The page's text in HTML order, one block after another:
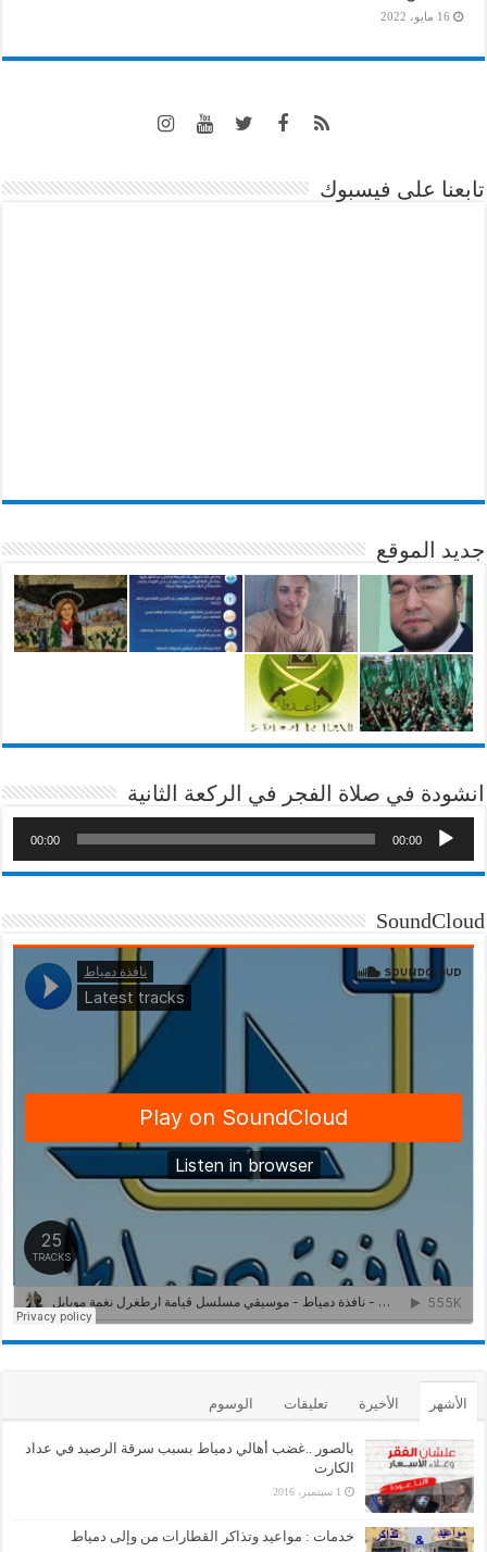
16 مايو، 2022
تابعنا على فيسبوك
جديد الموقع
انشودة في صلاة الفجر في الركعة الثانية
00:00
00:00
SoundCloud
الأشهر الأخيرة تعليقات الوسوم
بالصور ..غضب أهالي دمياط بسبب سرقة الرصيد في عداد
الكارت
1 سبتمبر، 2016
خدمات : مواعيد وتذاكر القطارات من وإلى دمياط